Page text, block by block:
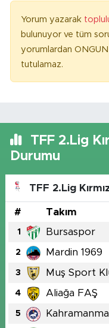
Yorum yazarak
bulunuyor ve tüm
yorumlardan
tutulamaz.
TFF 2.Lig
Durumu
TFF 2.Lig
# Takım
1 Bursaspor
2 Mardin 1969
3 Muş Sport
4 Aliağa FAŞ
5